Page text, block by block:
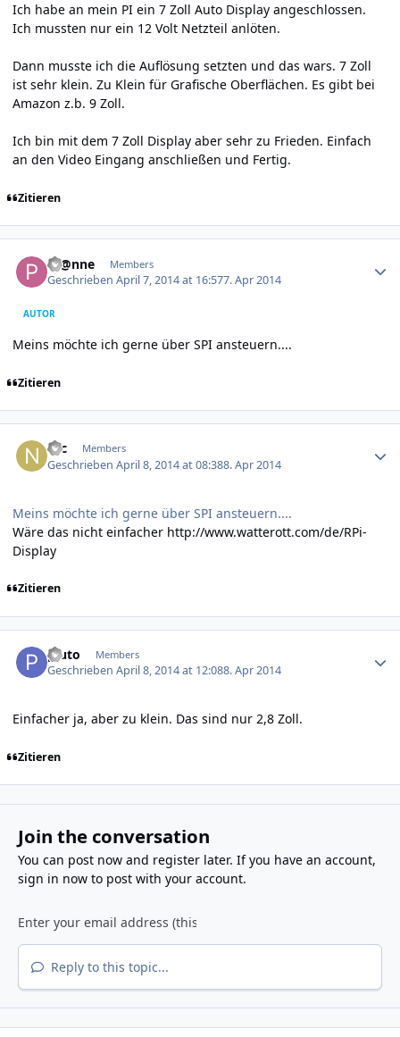
Ich habe an mein PI ein 7 Zoll Auto Display angeschlossen.
Ich mussten nur ein 12 Volt Netzteil anlöten.
Dann musste ich die Auflösung setzten und das wars. 7 Zoll
ist sehr klein. Zu Klein für Grafische Oberflächen. Es gibt bei
Amazon z.b. 9 Zoll.
Ich bin mit dem 7 Zoll Display aber sehr zu Frieden. Einfach
an den Video Eingang anschließen und Fertig.
Zitieren
Pf@nne Members
GeschriebenApril 7, 2014 at 16:577. Apr 2014
AUTOR
Meins möchte ich gerne über SPI ansteuern....
Zitieren
Nic Members
GeschriebenApril 8, 2014 at 08:388. Apr 2014
Meins möchte ich gerne über SPI ansteuern....
Wäre das nicht einfacher http://www.watterott.com/de/RPi-
Display
Zitieren
pluto Members
GeschriebenApril 8, 2014 at 12:088. Apr 2014
Einfacher ja, aber zu klein. Das sind nur 2,8 Zoll.
Zitieren
Join the conversation
You can post now and register later. If you have an account,
sign in nowto post with your account.
Reply to this topic...